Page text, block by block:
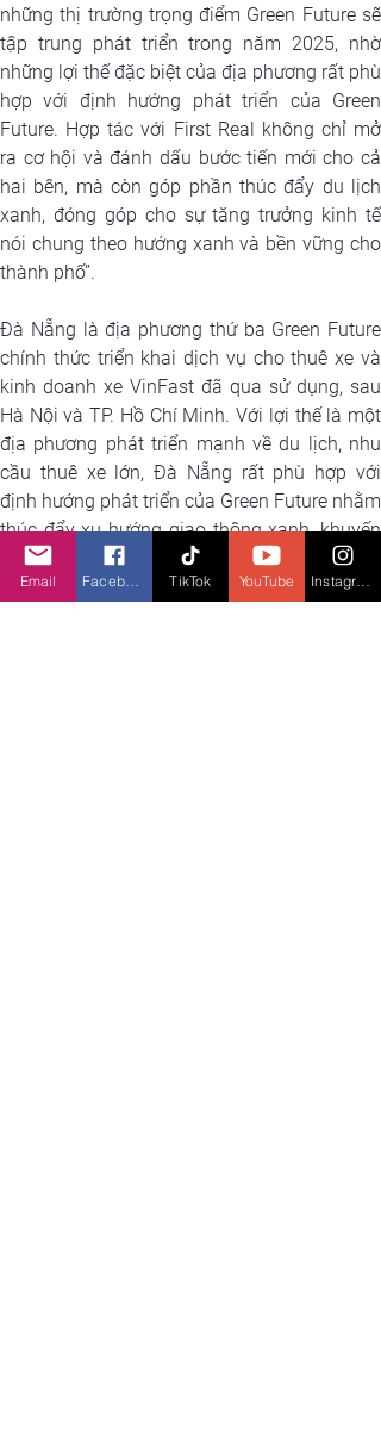
những thị trường trọng điểm Green Future sẽ
tập trung phát triển trong năm 2025, nhờ
những lợi thế đặc biệt của địa phương rất phù
hợp với định hướng phát triển của Green
Future. Hợp tác với First Real không chỉ mở
ra cơ hội và đánh dấu bước tiến mới cho cả
hai bên, mà còn góp phần thúc đẩy du lịch
xanh, đóng góp cho sự tăng trưởng kinh tế
nói chung theo hướng xanh và bền vững cho
thành phố”.
Đà Nẵng là địa phương thứ ba Green Future
chính thức triển khai dịch vụ cho thuê xe và
kinh doanh xe VinFast đã qua sử dụng, sau
Hà Nội và TP. Hồ Chí Minh. Với lợi thế là một
địa phương phát triển mạnh về du lịch, nhu
cầu thuê xe lớn, Đà Nẵng rất phù hợp với
định hướng phát triển của Green Future nhằm
thúc đẩy xu hướng giao thông xanh, khuyến
khích sống xanh trong cộng đồng.
Email TikTok YouTube